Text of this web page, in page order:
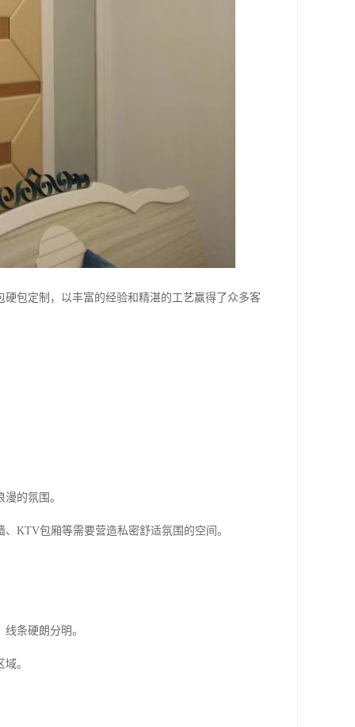
包定制，以丰富的经验和精湛的工艺赢得了众多客
的氛围。
KTV包厢等需要营造私密舒适氛围的空间。
条硬朗分明。
。